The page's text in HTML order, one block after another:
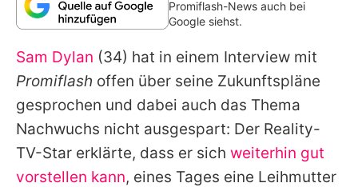
Promiflash Exklusiv
Alle Themen auf Promiflash
Jobs
App runterladen
Team
Promiflash-News auch bei
Google siehst.
Sam Dylan (34) hat in einem Interview mit
Promiflash offen über seine Zukunftspläne
gesprochen und dabei auch das Thema
Nachwuchs nicht ausgespart: Der Reality-
TV-Star erklärte, dass er sich weiterhin gut
vorstellen kann, eines Tages eine Leihmutter